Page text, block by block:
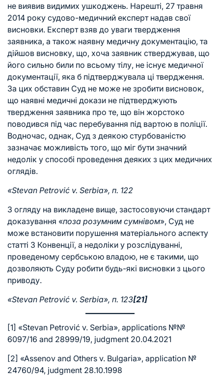
не виявив видимих ушкоджень. Нарешті, 27 травня
2014 року судово-медичний експерт надав свої
висновки. Експерт взяв до уваги твердження
заявника, а також наявну медичну документацію, та
дійшов висновку, що, хоча заявник стверджував, що
його сильно били по всьому тілу, не існує медичної
документації, яка б підтверджувала ці твердження.
За цих обставин Суд не може не зробити висновок,
що наявні медичні докази не підтверджують
твердження заявника про те, що він жорстоко
поводився під час перебування під вартою в поліції.
Водночас, однак, Суд з деякою стурбованістю
зазначає можливість того, що міг бути значний
недолік у способі проведення деяких з цих медичних
оглядів.
«Stevan Petrović v. Serbia», п. 122
З огляду на викладене вище, застосовуючи стандарт
доказування «поза розумним сумнівом», Суд не
може встановити порушення матеріального аспекту
статті 3 Конвенції, а недоліки у розслідуванні,
проведеному сербською владою, не є такими, що
дозволяють Суду робити будь-які висновки з цього
приводу.
«Stevan Petrović v. Serbia», п. 123[21]
[1] «Stevan Petrović v. Serbia», applications №№
6097/16 and 28999/19, judgment 20.04.2021
[2] «Assenov and Others v. Bulgaria», application №
24760/94, judgment 28.10.1998